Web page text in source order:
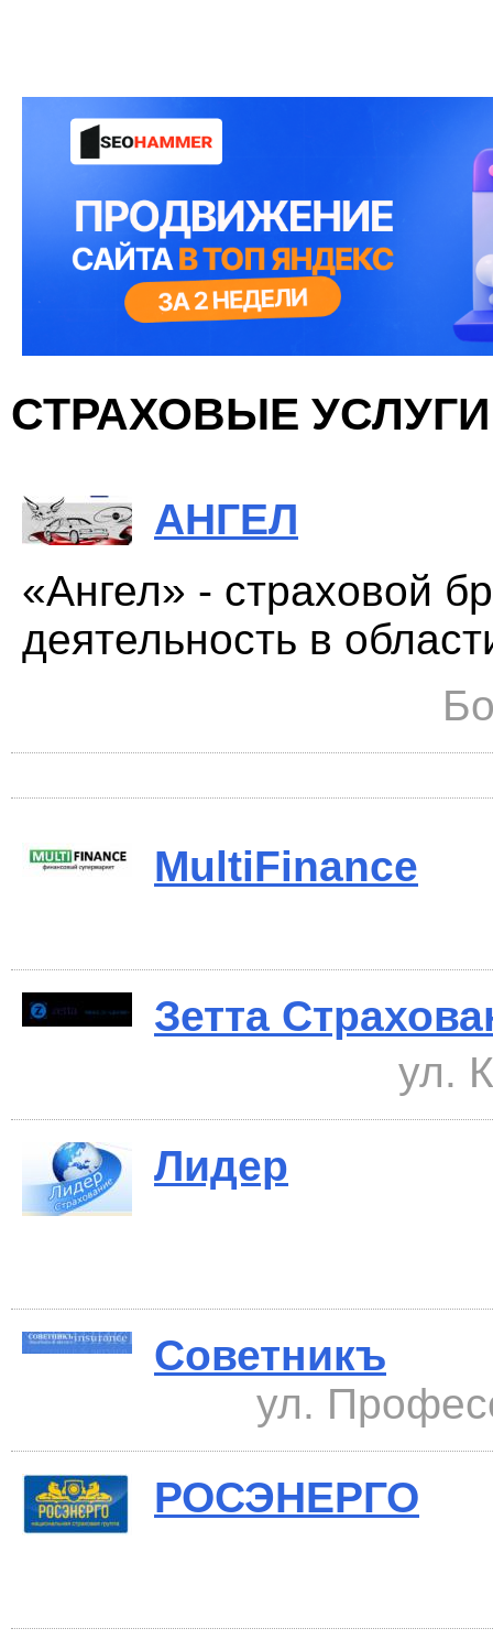
СТРАХОВЫЕ
АНГЕЛ
«Ангел» - страховой
деятельность в
MultiFinance
Зетта
ул.
Лидер
Советникъ
ул.
РОСЭНЕРГО